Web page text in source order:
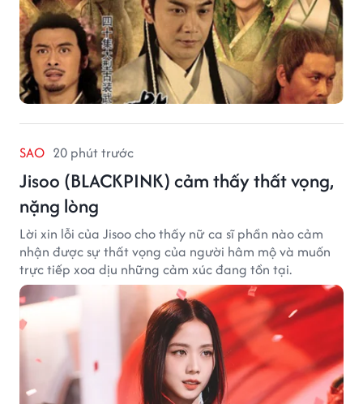
SAO 20 phút trước
Jisoo (BLACKPINK) cảm thấy thất vọng,
nặng lòng
Lời xin lỗi của Jisoo cho thấy nữ ca sĩ phần nào cảm
nhận được sự thất vọng của người hâm mộ và muốn
trực tiếp xoa dịu những cảm xúc đang tồn tại.